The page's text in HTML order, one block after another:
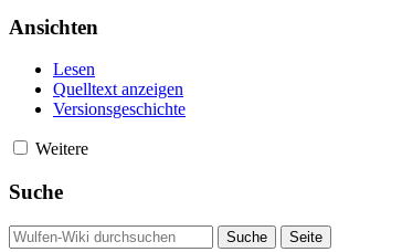
Ansichten
Lesen
Quelltext anzeigen
Versionsgeschichte
Weitere
Suche